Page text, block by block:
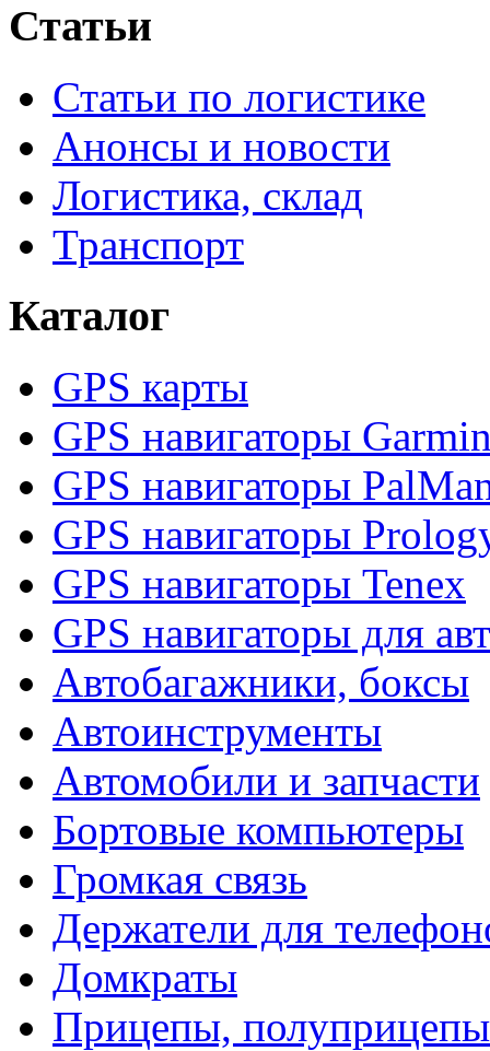
Статьи
Статьи по логистике
Анонсы и новости
Логистика, склад
Транспорт
Каталог
GPS карты
GPS навигаторы
GPS навигаторы
GPS навигаторы
GPS навигаторы Tenex
GPS навигаторы для
Автобагажники, боксы
Автоинструменты
Автомобили и запчасти
Бортовые компьютеры
Громкая связь
Держатели для
Домкраты
Прицепы, полуприцепы